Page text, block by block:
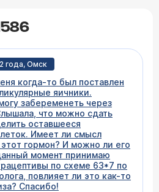
года, Омск
когда-то был поставлен
яичники.
забеременеть через
что можно сдать
оставшееся
Имеет ли смысл
этот гормон? И можно ли его
момент принимаю
по схеме 63*7 по
повлияет ли это как-то
Спасибо!